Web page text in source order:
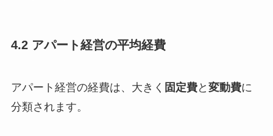
4.2 アパート経営の平均経費
アパート経営の経費は、大きく 固定費と 変動費に
分類されます。